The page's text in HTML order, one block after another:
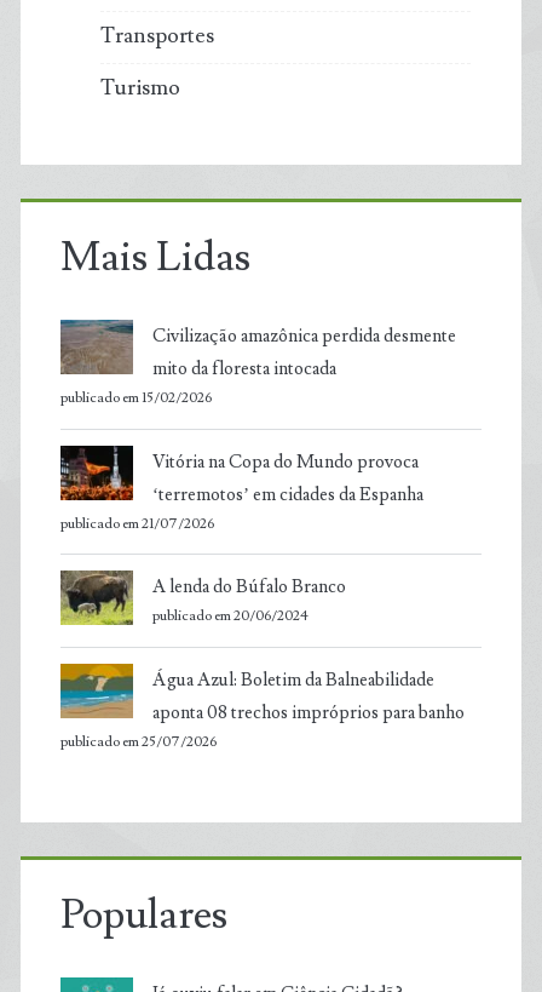
Transportes
Turismo
Mais Lidas
Civilização amazônica perdida desmente
mito da floresta intocada
publicado em 15/02/2026
Vitória na Copa do Mundo provoca
‘terremotos’ em cidades da Espanha
publicado em 21/07/2026
A lenda do Búfalo Branco
publicado em 20/06/2024
Água Azul: Boletim da Balneabilidade
aponta 08 trechos impróprios para banho
publicado em 25/07/2026
Populares